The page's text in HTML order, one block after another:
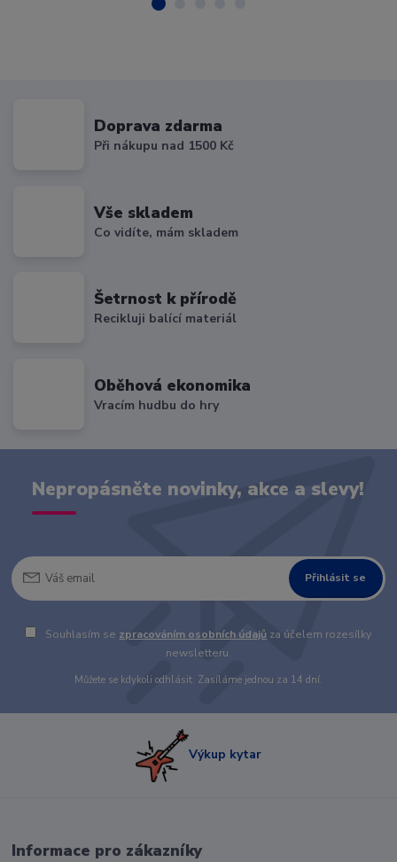
Doprava zdarma
Při nákupu nad 1500 Kč
Vše skladem
Co vidíte, mám skladem
Šetrnost k přírodě
Recikluji balící materiál
Oběhová ekonomika
Vracím hudbu do hry
Nepropásněte novinky, akce a slevy!
Přihlásit se
Souhlasím se zpracováním osobních údajů za účelem rozesílky
newsletteru.
Můžete se kdykoli odhlásit. Zasíláme jednou za 14 dní.
Výkup kytar
Informace pro zákazníky